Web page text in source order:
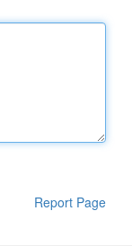
Report Page